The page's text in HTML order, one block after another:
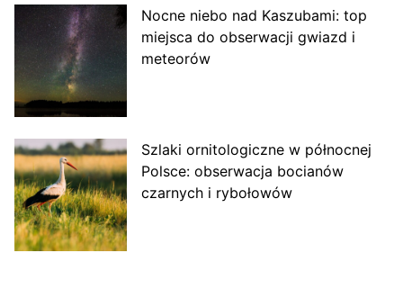
Nocne niebo nad Kaszubami: top
miejsca do obserwacji gwiazd i
meteorów
Szlaki ornitologiczne w północnej
Polsce: obserwacja bocianów
czarnych i rybołowów